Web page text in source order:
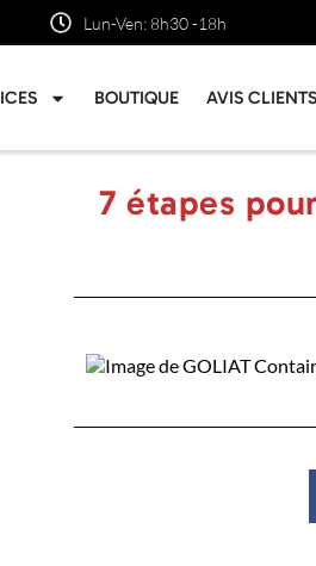
Lun-Ven: 8h30 -18h
BOUTIQUE AVIS CLIENTS
7 étapes